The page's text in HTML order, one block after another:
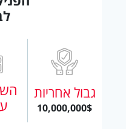
גבול אחריות
10,000,000$